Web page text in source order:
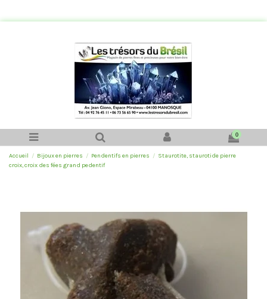
0
Accueil Bijoux en pierres Pendentifs en pierres
Staurotite, staurotide pierre
croix, croix des fées grand pedentif